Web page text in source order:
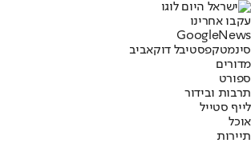
עקבו אחרינו
Googl eNews
סינמטקפסטיבל דוקאביב
מדורים
ספורט
תרבות ובידור
לייף סטייל
אוכל
תיירות